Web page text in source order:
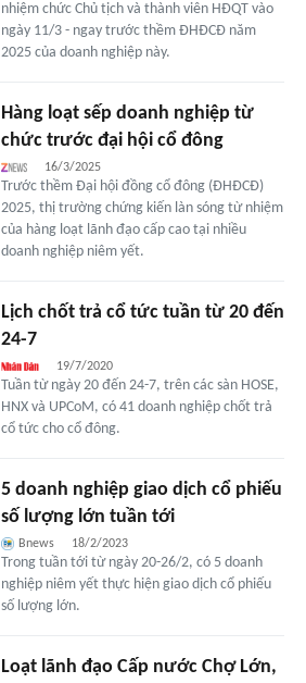
nhiệm chức Chủ tịch và thành viên HĐQT vào
ngày 11/3 - ngay trước thềm ĐHĐCĐ năm
2025 của doanh nghiệp này.
Hàng loạt sếp doanh nghiệp từ
chức trước đại hội cổ đông
16/3/2025
Trước thềm Đại hội đồng cổ đông (ĐHĐCĐ)
2025, thị trường chứng kiến làn sóng từ nhiệm
của hàng loạt lãnh đạo cấp cao tại nhiều
doanh nghiệp niêm yết.
Lịch chốt trả cổ tức tuần từ 20 đến
24-7
19/7/2020
Tuần từ ngày 20 đến 24-7, trên các sàn HOSE,
HNX và UPCoM, có 41 doanh nghiệp chốt trả
cổ tức cho cổ đông.
5 doanh nghiệp giao dịch cổ phiếu
số lượng lớn tuần tới
Bnews 18/2/2023
Trong tuần tới từ ngày 20-26/2, có 5 doanh
nghiệp niêm yết thực hiện giao dịch cổ phiếu
số lượng lớn.
Loạt lãnh đạo Cấp nước Chợ Lớn,